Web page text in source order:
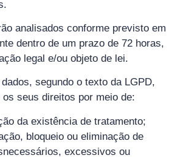
analisados conforme previsto em
dentro de um prazo de 72 horas,
legal e/ou objeto de lei.
segundo o texto da LGPD,
os seus direitos por meio de:
da existência de tratamento;
bloqueio ou eliminação de
excessivos ou